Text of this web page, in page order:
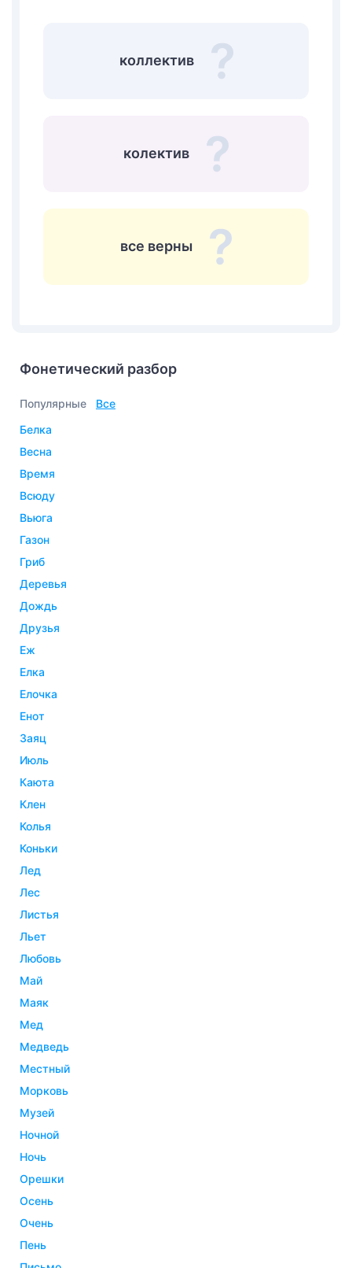
коллектив
колектив
все верны
Фонетический разбор
Популярные
Все
белка
весна
время
всюду
вьюга
газон
гриб
деревья
дождь
друзья
еж
елка
елочка
енот
заяц
июль
каюта
клен
колья
коньки
лед
лес
листья
льет
любовь
май
маяк
мед
медведь
местный
морковь
музей
ночной
ночь
орешки
осень
очень
пень